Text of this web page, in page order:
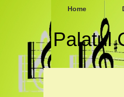
Home
Palatul